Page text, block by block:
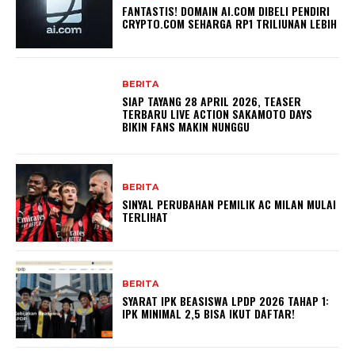
FANTASTIS! DOMAIN AI.COM DIBELI PENDIRI
CRYPTO.COM SEHARGA RP1 TRILIUNAN LEBIH
BERITA
SIAP TAYANG 28 APRIL 2026, TEASER
TERBARU LIVE ACTION SAKAMOTO DAYS
BIKIN FANS MAKIN NUNGGU
BERITA
SINYAL PERUBAHAN PEMILIK AC MILAN MULAI
TERLIHAT
BERITA
SYARAT IPK BEASISWA LPDP 2026 TAHAP 1:
IPK MINIMAL 2,5 BISA IKUT DAFTAR!